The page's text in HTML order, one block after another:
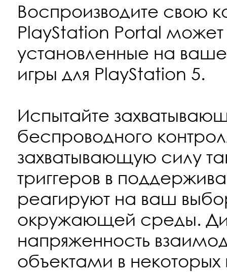
Воспроизводите свою
PlayStation Portal
установленные на
игры для PlayStation 5.
Испытайте
беспроводного
захватывающую силу
триггеров в
реагируют на ваш
окружающей среды.
напряженность
объектами в некоторых